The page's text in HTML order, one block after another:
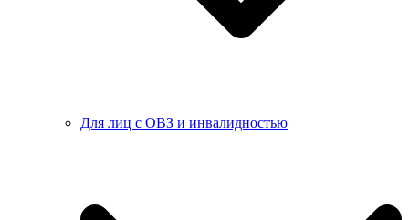
Для лиц с ОВЗ и инвалидностью